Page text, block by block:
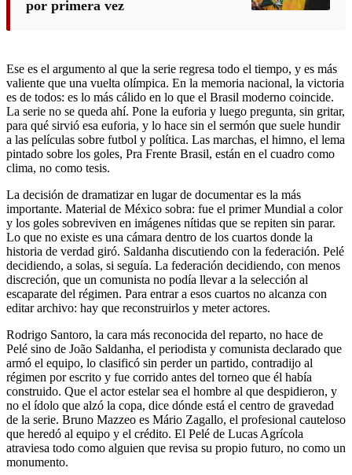
por primera vez
Ese es el argumento al que la serie regresa todo el tiempo, y es más
valiente que una vuelta olímpica. En la memoria nacional, la victoria
es de todos: es lo más cálido en lo que el Brasil moderno coincide.
La serie no se queda ahí. Pone la euforia y luego pregunta, sin gritar,
para qué sirvió esa euforia, y lo hace sin el sermón que suele hundir
a las películas sobre futbol y política. Las marchas, el himno, el lema
pintado sobre los goles, Pra Frente Brasil, están en el cuadro como
clima, no como tesis.
La decisión de dramatizar en lugar de documentar es la más
importante. Material de México sobra: fue el primer Mundial a color
y los goles sobreviven en imágenes nítidas que se repiten sin parar.
Lo que no existe es una cámara dentro de los cuartos donde la
historia de verdad giró. Saldanha discutiendo con la federación. Pelé
decidiendo, a solas, si seguía. La federación decidiendo, con menos
discreción, que un comunista no podía llevar a la selección al
escaparate del régimen. Para entrar a esos cuartos no alcanza con
editar archivo: hay que reconstruirlos y meter actores.
Rodrigo Santoro, la cara más reconocida del reparto, no hace de
Pelé sino de João Saldanha, el periodista y comunista declarado que
armó el equipo, lo clasificó sin perder un partido, contradijo al
régimen por escrito y fue corrido antes del torneo que él había
construido. Que el actor estelar sea el hombre al que despidieron, y
no el ídolo que alzó la copa, dice dónde está el centro de gravedad
de la serie. Bruno Mazzeo es Mário Zagallo, el profesional cauteloso
que heredó al equipo y el crédito. El Pelé de Lucas Agrícola
atraviesa todo como alguien que revisa su propio futuro, no como un
monumento.